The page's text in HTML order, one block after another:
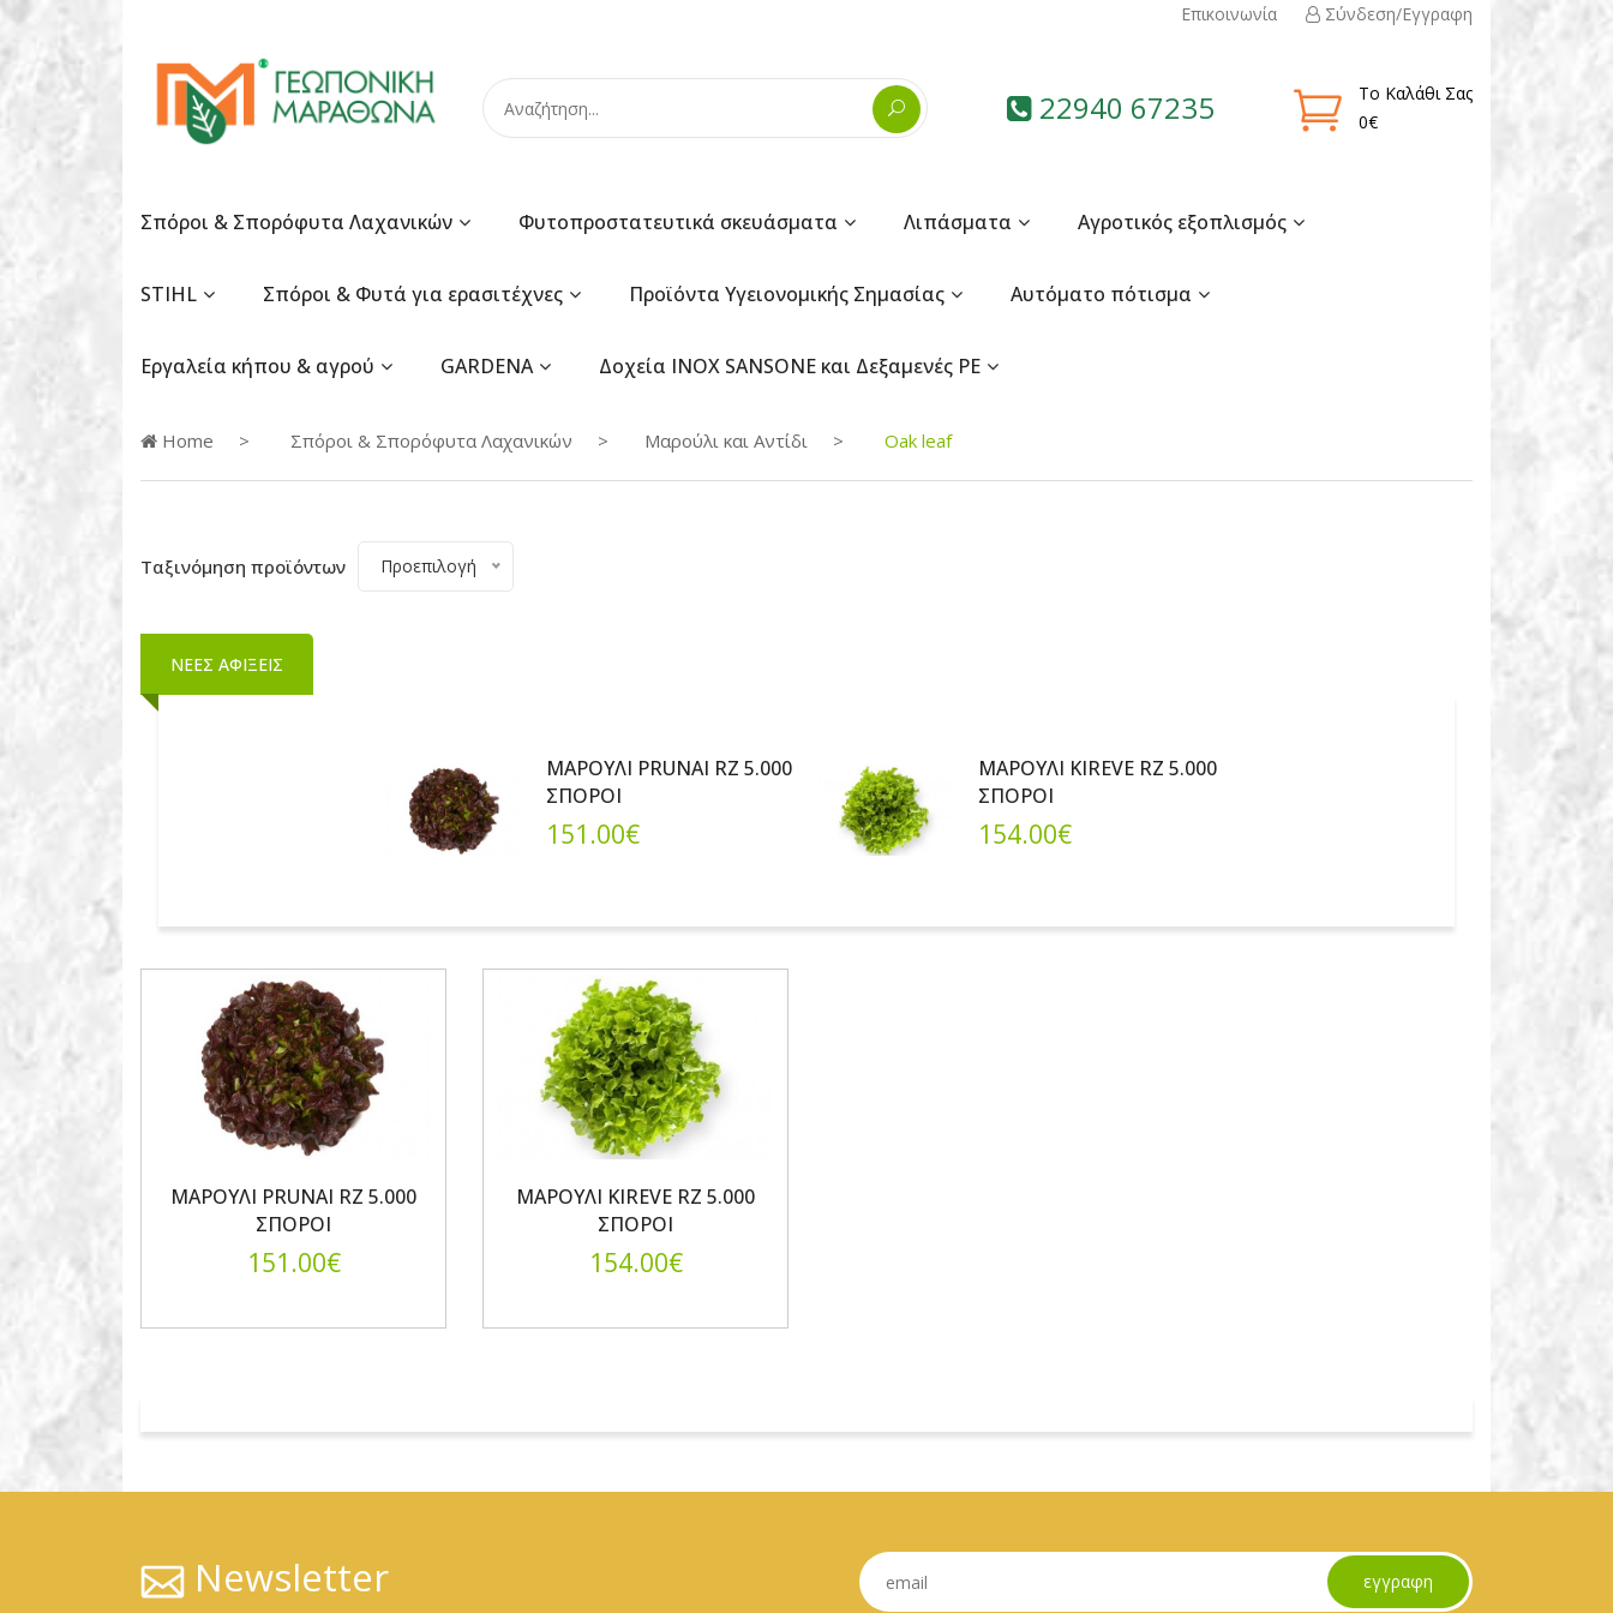
Επικοινωνία Σύνδεση/Εγγραφη
22940 67235
Το Καλάθι Σας
0€
Σπόροι & Σπορόφυτα Λαχανικών Φυτοπροστατευτικά σκευάσματα Λιπάσματα Αγροτικός εξοπλισμός
STIHL Σπόροι & Φυτά για ερασιτέχνες Προϊόντα Υγειονομικής Σημασίας Αυτόματο πότισμα
Εργαλεία κήπου & αγρού GARDENA Δοχεία INOX SANSONE και Δεξαμενές PE
Home Σπόροι & Σπορόφυτα Λαχανικών Μαρούλι και Αντίδι Oak leaf
Ταξινόμηση προϊόντων Προεπιλογή
ΝΕΕΣ ΑΦΙΞΕΙΣ
ΜΑΡΟΥΛΙ PRUNAI RZ 5.000
ΣΠΟΡΟΙ
151.00€
ΜΑΡΟΥΛΙ KIREVE RZ 5.000
ΣΠΟΡΟΙ
154.00€
ΜΑΡΟΥΛΙ PRUNAI RZ 5.000
ΣΠΟΡΟΙ
151.00€
ΜΑΡΟΥΛΙ KIREVE RZ 5.000
ΣΠΟΡΟΙ
154.00€
Newsletter εγγραφη